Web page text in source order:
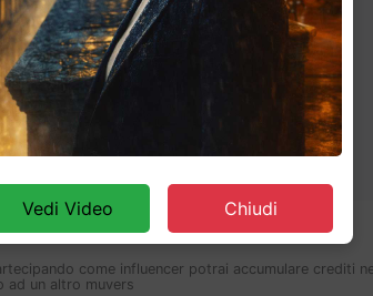
come influencer potrai accumulare crediti
ad un altro muvers
Vedi Video Chiudi